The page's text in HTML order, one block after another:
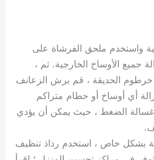
واستخدم ملحق الفرشاة على
جميع الأوساخ الخارجية. ثم ،
الحديقة ، قم برش الزعانف
أي أوساخ أو حطام متراكم
غسالة الضغط ، حيث يمكن أن يؤدي
بشكل خاص ، استخدم رذاذ تنظيف